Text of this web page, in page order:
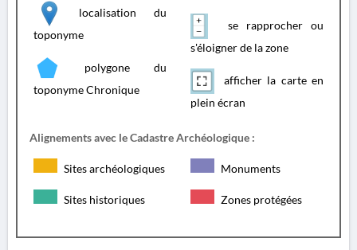
localisation du
toponyme
polygone du
toponyme Chronique
se rapprocher ou
s'éloigner de la zone
afficher la carte en
plein écran
Alignements avec le Cadastre Archéologique :
Sites archéologiques Monuments
Sites historiques Zones protégées